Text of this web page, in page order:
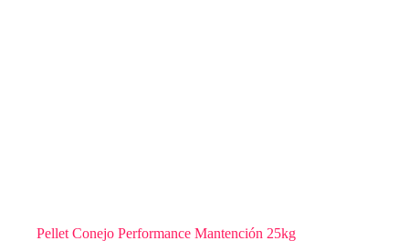
Pellet Conejo Performance Mantención 25kg